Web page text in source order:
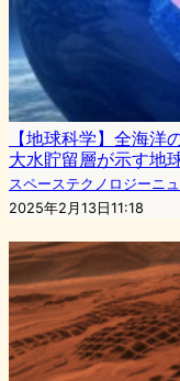
【地球科学】全海
大水貯留層が示す地
スペーステクノロジーニ
2025年2月13日11:18